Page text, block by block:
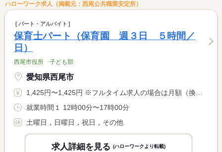
ハローワーク求人（掲載元：西尾公共職業安定所）
パート・アルバイト
保育士パート（保育園 週３日 ５時間／
日）
西尾市役所 子ども部
愛知県西尾市
1,425円〜1,425円 ※フルタイム求人の場合は月額（換算額）、パート求人の場合は時間額を表示しています。
就業時間１ 12時00分〜17時00分
土曜日，日曜日，祝日，その他
求人詳細を見る (ハローワークより転載)